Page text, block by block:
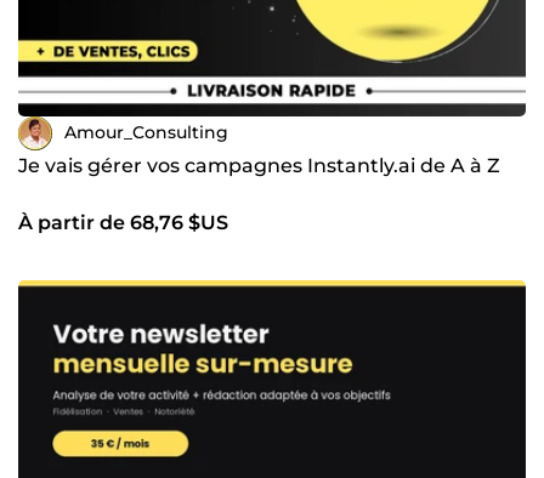
Amour_Consulting
Je vais gérer vos campagnes Instantly.ai de A à Z
À partir de 68,76 $US